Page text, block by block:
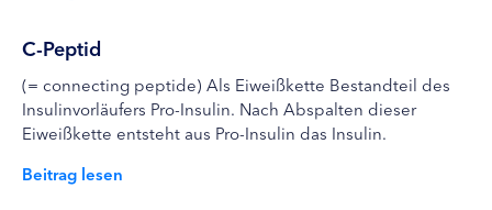
C-Peptid
(= connecting peptide) Als Eiweißkette Bestandteil des
Insulinvorläufers Pro-Insulin. Nach Abspalten dieser
Eiweißkette entsteht aus Pro-Insulin das Insulin.
Beitrag lesen